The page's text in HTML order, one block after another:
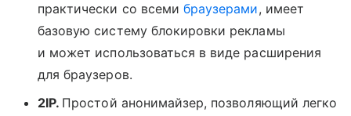
практически со всемибраузерами, имеет
базовую систему блокировки рекламы
и может использоваться в виде расширения
для браузеров.
2IP. Простой анонимайзер, позволяющий легко